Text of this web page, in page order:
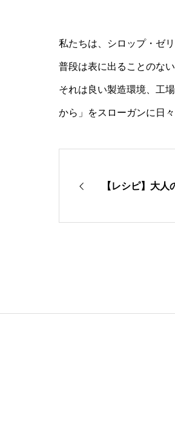
私たちは、シロップ・ゼ
普段は表に出ることのな
それは良い製造環境、工
から」をスローガンに日
【レシピ】大